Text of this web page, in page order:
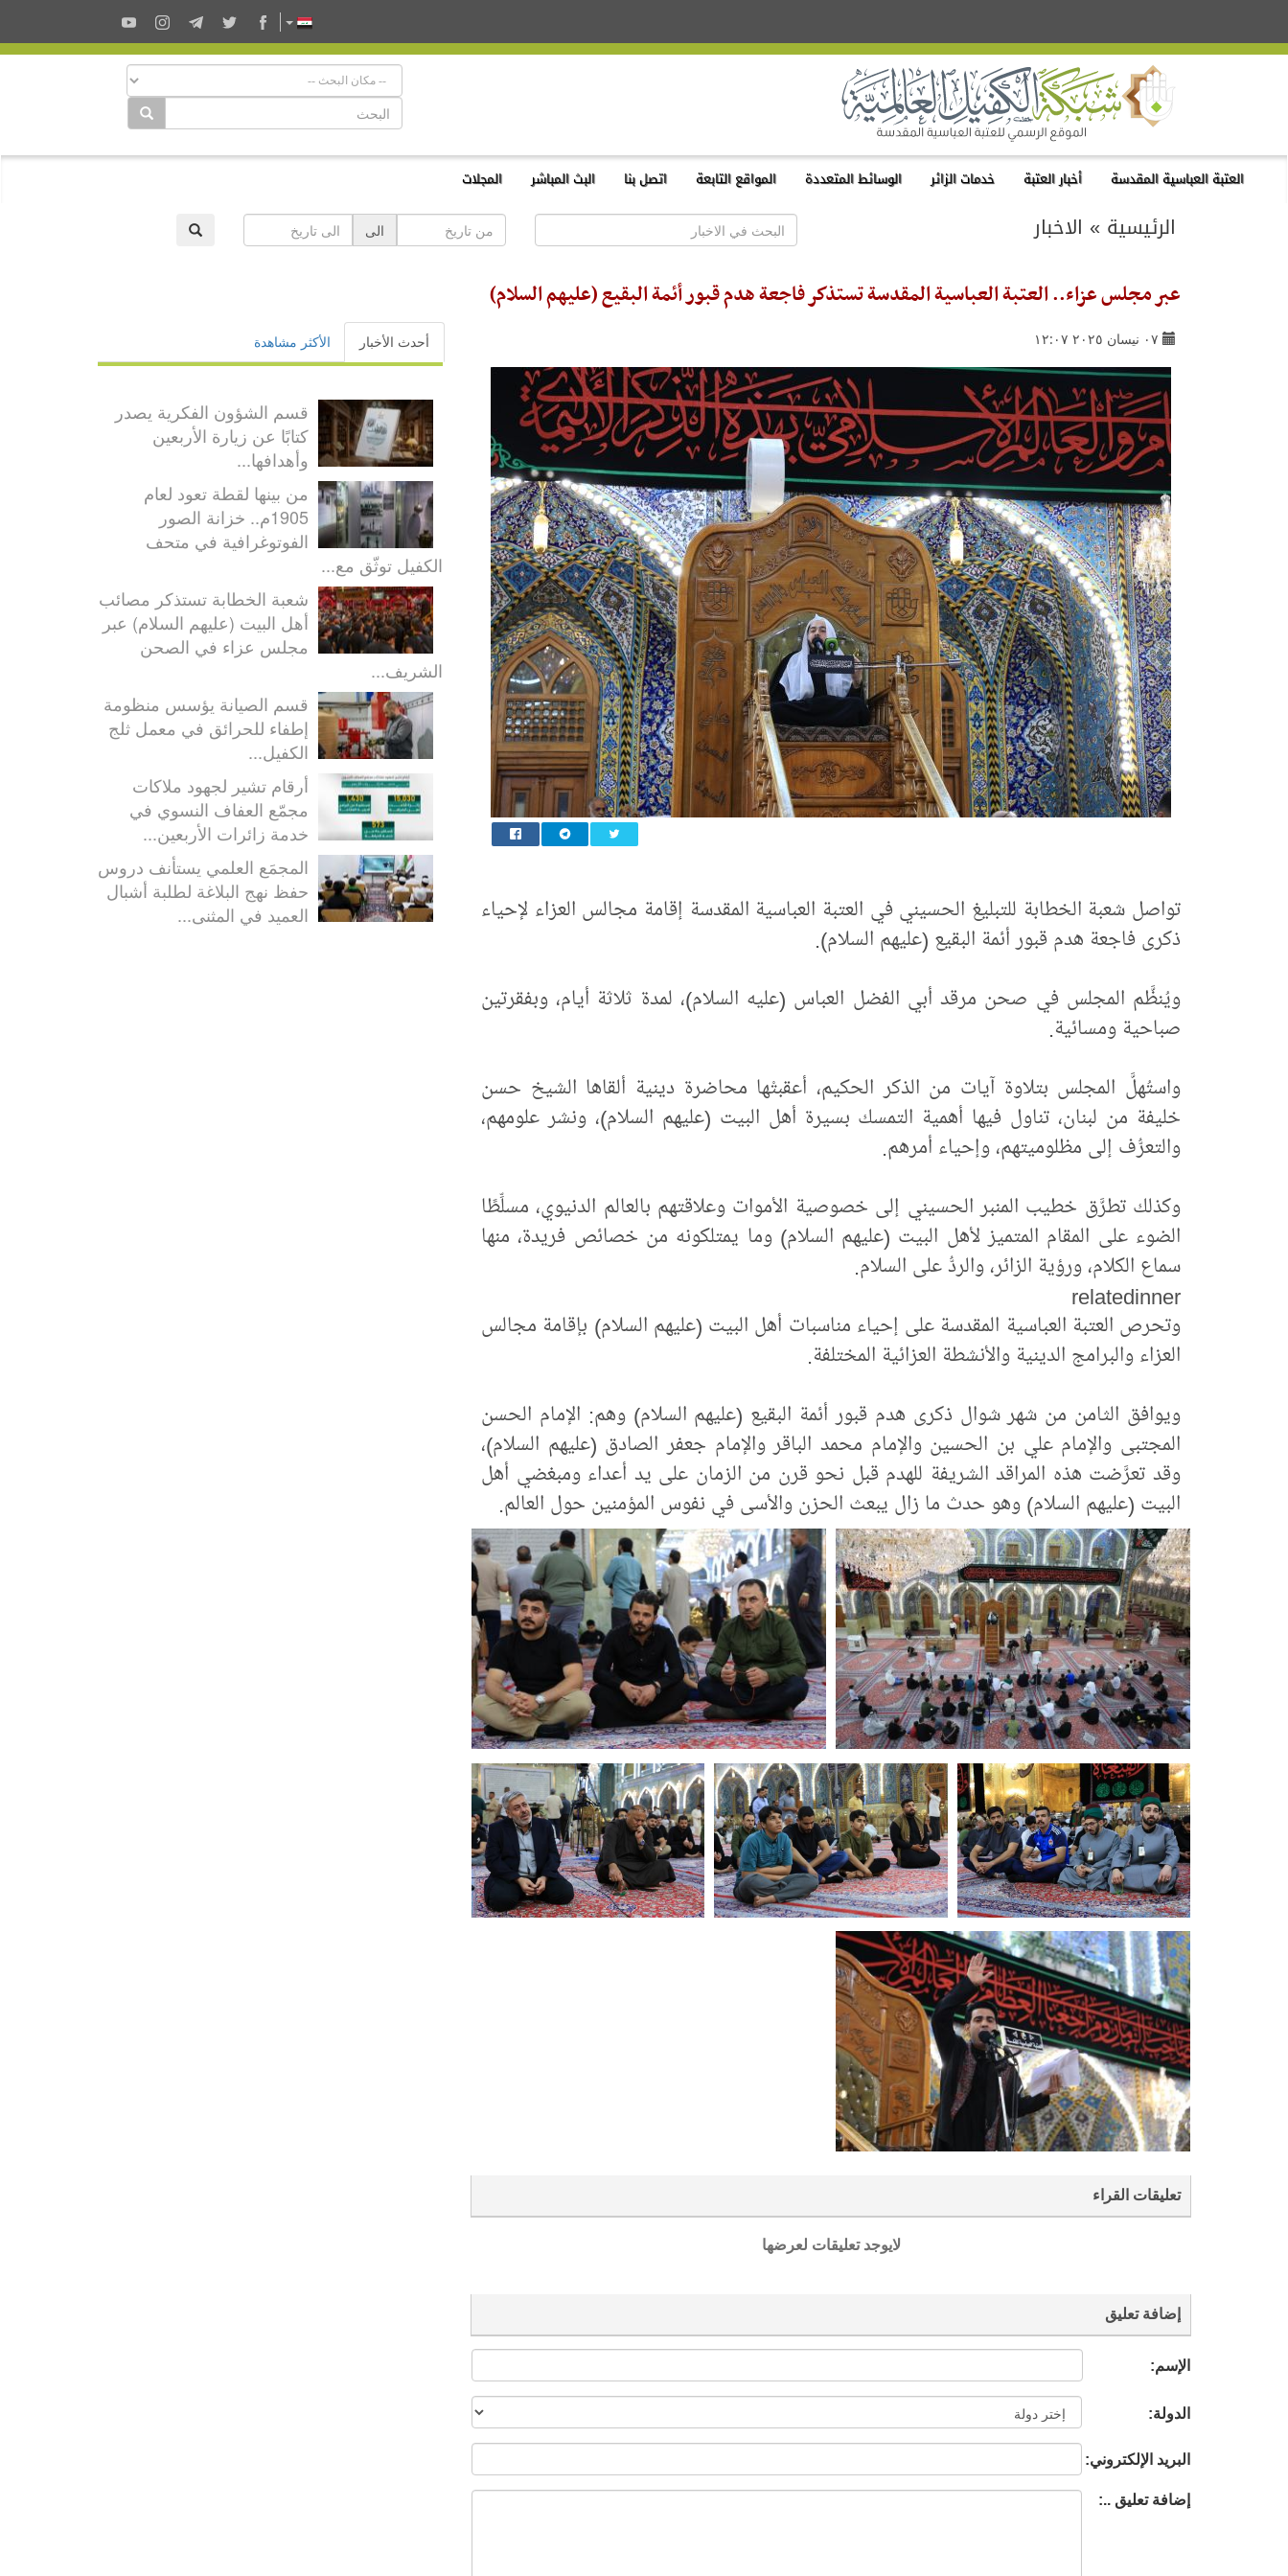
العتبة العباسية المقدسة أخبار العتبة خدمات الزائر الوسائط المتعددة المواقع التابعة اتصل بنا البث المباشر المجلات
الرئيسية » الاخبار الى
عبر مجلس عزاء.. العتبة العباسية المقدسة تستذكر فاجعة هدم قبور أئمة البقيع (عليهم السلام)
٠٧ نيسان ٢٠٢٥ ١٢:٠٧
تواصل شعبة الخطابة للتبليغ الحسيني في العتبة العباسية المقدسة إقامة مجالس العزاء لإحياء
ذكرى فاجعة هدم قبور أئمة البقيع (عليهم السلام).
ويُنظَّم المجلس في صحن مرقد أبي الفضل العباس (عليه السلام)، لمدة ثلاثة أيام، وبفقرتين
صباحية ومسائية.
واستُهلَّ المجلس بتلاوة آيات من الذكر الحكيم، أعقبتْها محاضرة دينية ألقاها الشيخ حسن
خليفة من لبنان، تناول فيها أهمية التمسك بسيرة أهل البيت (عليهم السلام)، ونشر علومهم،
والتعرُّف إلى مظلوميتهم، وإحياء أمرهم.
وكذلك تطرَّق خطيب المنبر الحسيني إلى خصوصية الأموات وعلاقتهم بالعالم الدنيوي، مسلِّطًا
الضوء على المقام المتميز لأهل البيت (عليهم السلام) وما يمتلكونه من خصائص فريدة، منها
سماع الكلام، ورؤية الزائر، والردُّ على السلام.
relatedinner
وتحرص العتبة العباسية المقدسة على إحياء مناسبات أهل البيت (عليهم السلام) بإقامة مجالس
العزاء والبرامج الدينية والأنشطة العزائية المختلفة.
ويوافق الثامن من شهر شوال ذكرى هدم قبور أئمة البقيع (عليهم السلام) وهم: الإمام الحسن
المجتبى والإمام علي بن الحسين والإمام محمد الباقر والإمام جعفر الصادق (عليهم السلام)،
وقد تعرَّضت هذه المراقد الشريفة للهدم قبل نحو قرن من الزمان على يد أعداء ومبغضي أهل
البيت (عليهم السلام) وهو حدث ما زال يبعث الحزن والأسى في نفوس المؤمنين حول العالم.
تعليقات القراء
لايوجد تعليقات لعرضها
إضافة تعليق
الإسم:
الدولة:
البريد الإلكتروني:
إضافة تعليق ..:
أحدث الأخبار الأكثر مشاهدة
قسم الشؤون الفكرية يصدر
كتابًا عن زيارة الأربعين
وأهدافها...
من بينها لقطة تعود لعام
1905م.. خزانة الصور
الفوتوغرافية في متحف
الكفيل توثّق مع...
شعبة الخطابة تستذكر مصائب
أهل البيت (عليهم السلام) عبر
مجلس عزاء في الصحن
الشريف...
قسم الصيانة يؤسس منظومة
إطفاء للحرائق في معمل ثلج
الكفيل...
أرقام تشير لجهود ملاكات
مجمّع العفاف النسوي في
خدمة زائرات الأربعين...
المجمَع العلمي يستأنف دروس
حفظ نهج البلاغة لطلبة أشبال
العميد في المثنى...